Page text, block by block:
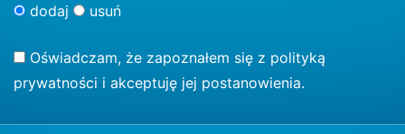
dodaj usuń
Oświadczam, że zapoznałem się z polityką
prywatności i akceptuję jej postanowienia.